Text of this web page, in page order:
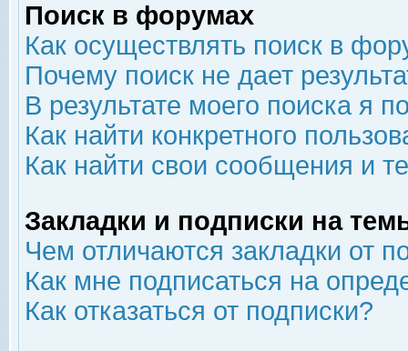
Поиск в форумах
Как осуществлять поиск в
Почему поиск не дает
В результате моего поиска я
Как найти конкретного
Как найти свои сообщения и
Закладки и подписки на
Чем отличаются закладки от
Как мне подписаться на
Как отказаться от подписки?